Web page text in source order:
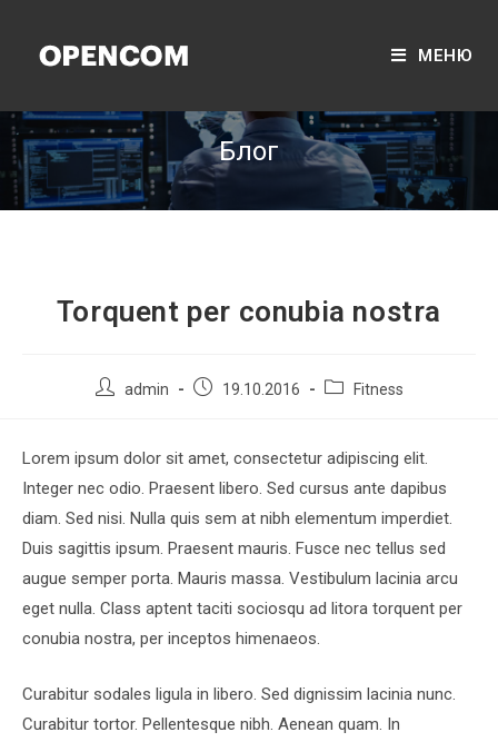
содержимому
МЕНЮ
Блог
Torquent per conubia nostra
Postadmin
Запись19.10.2016
PostFitness
Lorem ipsum dolor sit amet, consectetur adipiscing elit.
Integer nec odio. Praesent libero. Sed cursus ante dapibus
diam. Sed nisi. Nulla quis sem at nibh elementum imperdiet.
Duis sagittis ipsum. Praesent mauris. Fusce nec tellus sed
augue semper porta. Mauris massa. Vestibulum lacinia arcu
eget nulla. Class aptent taciti sociosqu ad litora torquent per
conubia nostra, per inceptos himenaeos.
Curabitur sodales ligula in libero. Sed dignissim lacinia nunc.
Curabitur tortor. Pellentesque nibh. Aenean quam. In